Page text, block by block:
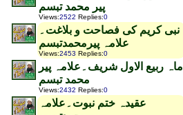
پیر محمد تبسم
Views:2522 Replies:0
نبی کریم کی فصاحت و بلاغت۔
علامہ پیرمحمدتبسم
Views:2453 Replies:0
ماہ ربیع الاول شریف۔علامہ پیر
محمد تبسم
Views:2432 Replies:0
عقیدہ ختم نبوت۔علامہ